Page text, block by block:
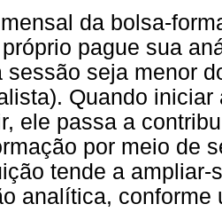
da bolsa-
pague sua
sessão seja menor
Quando
ele passa a
por meio de
tende a
analítica,